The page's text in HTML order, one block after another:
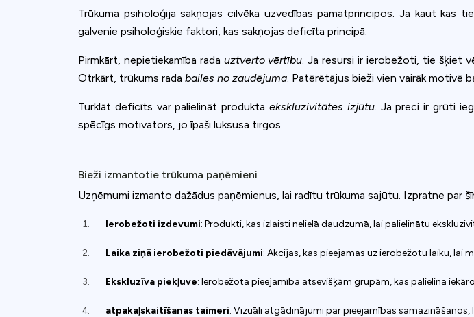
Trūkuma psiholoģija sakņojas cilvēka uzvedības pamatprincipos. Ja kaut
galvenie psiholoģiskie faktori, kas sakņojas deficīta principā.
Pirmkārt, nepietiekamība rada uztverto vērtību . Ja resursi ir ierobežoti, tie šķiet
Otrkārt, trūkums rada bailes no zaudējuma . Patērētājus bieži vien vairāk motivē
Turklāt deficīts var palielināt produktaekskluzivitātes izjūtu. Ja preci ir grūti
spēcīgs motivators, jo īpaši luksusa tirgos.
Bieži izmantotie trūkuma paņēmieni
Uzņēmumi izmanto dažādus paņēmienus, lai radītu trūkuma sajūtu. Izpratne
Ierobežoti izdevumi: Produkti, kas izlaisti nelielā daudzumā, lai palielinātu
Laika ziņā ierobežoti piedāvājumi: Akcijas, kas pieejamas uz ierobežotu laiku, lai
Ekskluzīva piekļuve: Ierobežota pieejamība atsevišķām grupām, kas palielina
atpakaļskaitīšanas taimeri: Vizuāli atgādinājumi par pieejamības